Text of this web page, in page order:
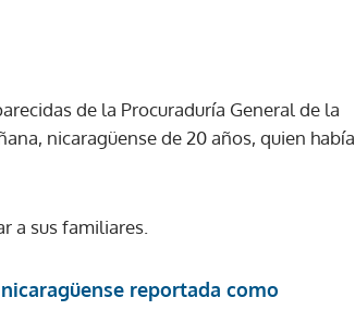
de la Procuraduría General de la
nicaragüense de 20 años, quien había
a sus familiares.
reportada como